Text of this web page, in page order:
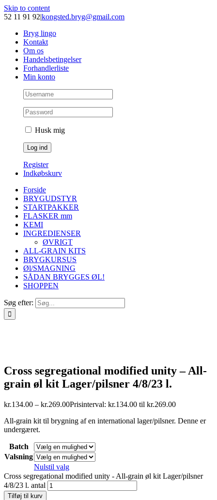
Skip to content
52 11 91 92|kongsted.bryg@gmail.com
Bryg lingo
Kontakt
Om os
Handelsbetingelser
Forhandlerliste
Min konto
Husk mig
Register
Indkøbskurv
Forside
BRYGUDSTYR
STARTPAKKER
FLASKER mm
KEMI
INGREDIENSER
ØVRIGT
ALL-GRAIN KITS
BRYGKURSUS
Øl/SMAGNING
SÅDAN BRYGGES ØL!
SHOPPEN
Søg efter:
Cross segregational modified unity – All-
grain øl kit Lager/pilsner 4/8/23 l.
kr.134.00 – kr.269.00Prisinterval: kr.134.00 til kr.269.00
All-grain kit til brygning af en international lager/pilsner. Denne er
undergæret.
Batch
Valsning
Nulstil valg
Cross segregational modified unity - All-grain øl kit Lager/pilsner
4/8/23 l. antal
Tilføj til kurv